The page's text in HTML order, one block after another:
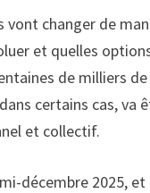
changer de
et quelles
de milliers
certains cas, va
et collectif.
décembre 2025,